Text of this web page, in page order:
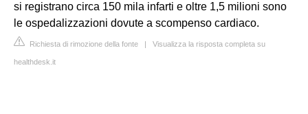
si registrano circa 150 mila infarti e oltre 1,5 milioni sono
le ospedalizzazioni dovute a scompenso cardiaco.
Richiesta di rimozione della fonte | Visualizza la risposta completa su
healthdesk.it